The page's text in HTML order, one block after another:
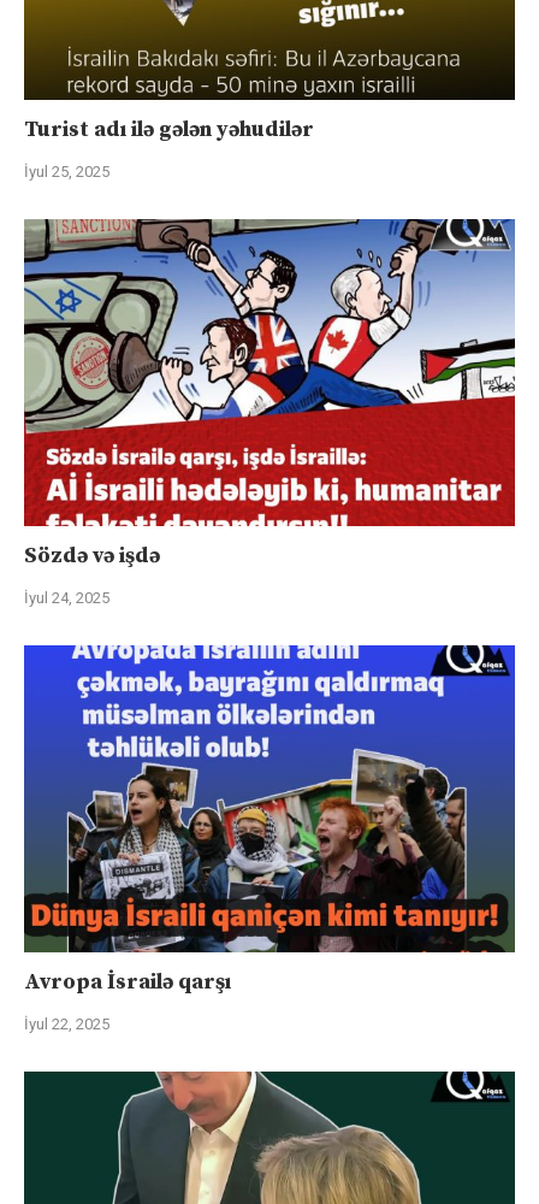
Turist adı ilə gələn yəhudilər
İyul 25, 2025
Sözdə və işdə
İyul 24, 2025
Avropa İsrailə qarşı
İyul 22, 2025